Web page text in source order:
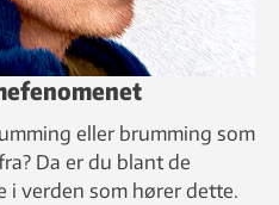
eller brumming som
Da er du blant de
i verden som hører dette.